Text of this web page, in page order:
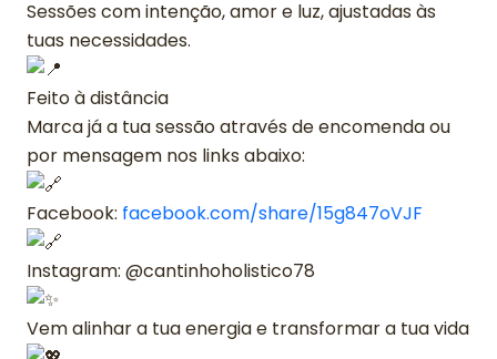
Sessões com intenção, amor e luz, ajustadas às
tuas necessidades.
Feito à distância
Marca já a tua sessão através de encomenda ou
por mensagem nos links abaixo:
Facebook: facebook.com/share/15g847oVJF
Instagram: @cantinhoholistico78
Vem alinhar a tua energia e transformar a tua vida